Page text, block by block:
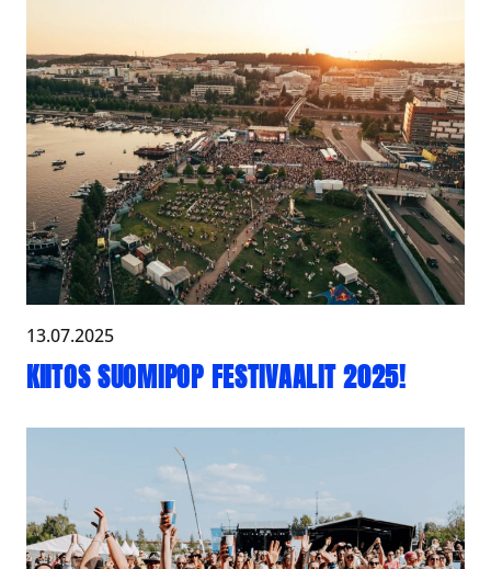
13.07.2025
KIITOS SUOMIPOP FESTIVAALIT 2025!